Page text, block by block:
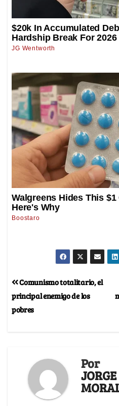
Comunismo totalitario, el
principal enemigo de los
pobres
Por